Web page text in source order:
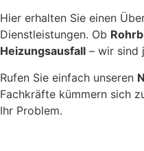
Hier erhalten Sie einen
Dienstleistungen. Ob
Heizungsausfall – wir sind
Rufen Sie einfach unseren
Fachkräfte kümmern sich
Ihr Problem.